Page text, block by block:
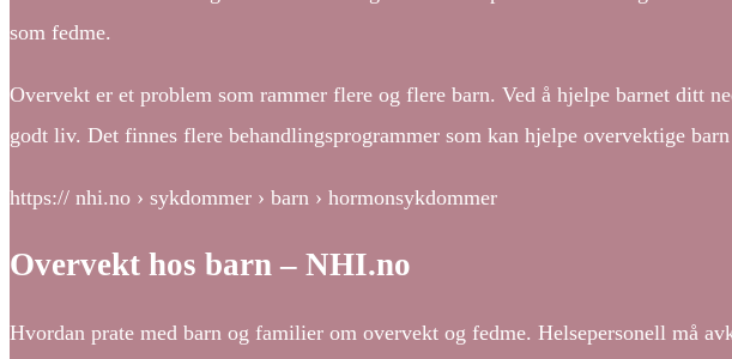
som fedme.
Overvekt er et problem som rammer flere og flere barn. Ved å hjelpe barnet ditt
godt liv. Det finnes flere behandlingsprogrammer som kan hjelpe overvektige
https:// nhi.no › sykdommer › barn › hormonsykdommer
Overvekt hos barn – NHI.no
Hvordan prate med barn og familier om overvekt og fedme. Helsepersonell må